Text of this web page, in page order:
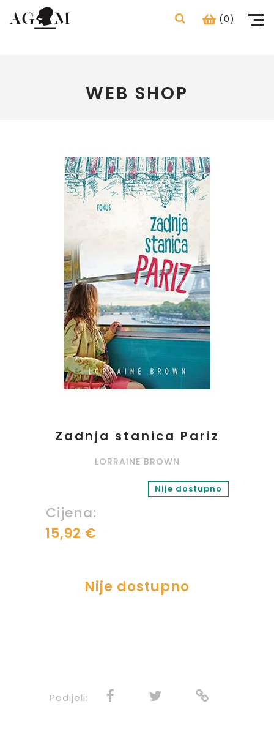
(0)
WEB SHOP
Zadnja stanica Pariz
LORRAINE BROWN
Cijena:
15,92 €
Nije dostupno
Nije dostupno
Podijeli: